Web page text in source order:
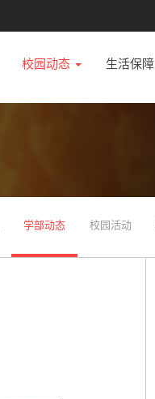
校园动态 生活保障
学部动态 校园活动